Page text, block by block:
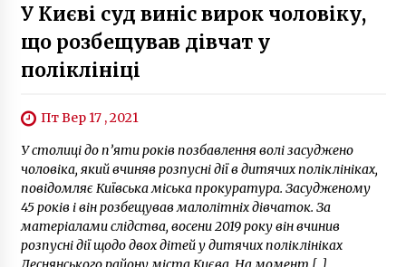
У Києві суд виніс вирок чоловіку,
що розбещував дівчат у
поліклініці
Пт Вер 17 , 2021
У столиці до п’яти років позбавлення волі засуджено
чоловіка, який вчиняв розпусні дії в дитячих поліклініках,
повідомляє Київська міська прокуратура. Засудженому
45 років і він розбещував малолітніх дівчаток. За
матеріалами слідства, восени 2019 року він вчинив
розпусні дії щодо двох дітей у дитячих поліклініках